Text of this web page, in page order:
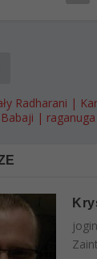
Radharani |
|